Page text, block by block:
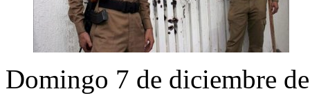
Domingo 7 de diciembre